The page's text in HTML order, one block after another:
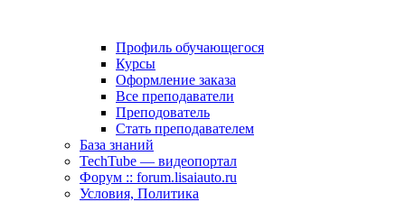
Профиль обучающегося
Курсы
Оформление заказа
Все преподаватели
Преподователь
Стать преподавателем
База знаний
TechTube — видеопортал
Форум :: forum.lisaiauto.ru
Условия, Политика